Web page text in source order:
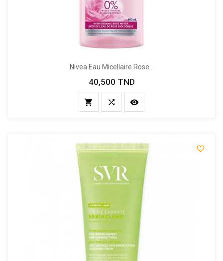
Nivea Eau Micellaire Rose...
Prix
40,500 TND
  
